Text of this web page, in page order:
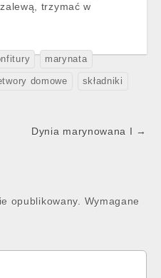
trzymać w
marynata
domowe składniki
Dynia marynowana I →
opublikowany.
Wymagane